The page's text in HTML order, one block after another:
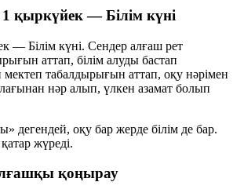
1 қыркүйек — Білім күні
— Білім күні. Сендер алғаш рет
аттап, білім алуды бастап
табалдырығын аттап, оқу нәрімен
нәр алып, үлкен азамат болып
дегендей, оқу бар жерде білім де бар.
жүреді.
қоңырау